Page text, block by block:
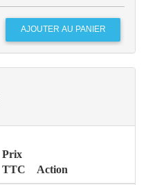
Prix
TTC
Action